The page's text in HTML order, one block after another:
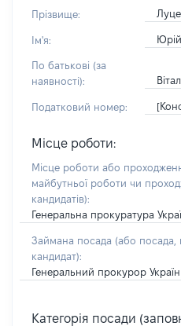
Прізвище:
Ім'я: Юрій
По батькові (за
наявності):
Податковий номер:
Місце роботи:
Місце роботи або
майбутньої роботи чи
кандидатів):
Генеральна прокуратура
Займана посада (або посада,
кандидат):
Генеральний прокурор
Категорія посади